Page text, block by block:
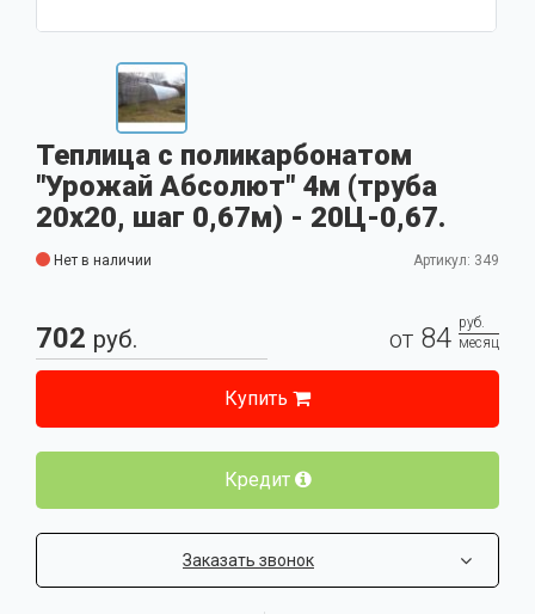
Теплица с поликарбонатом
"Урожай Абсолют" 4м (труба
20x20, шаг 0,67м) - 20Ц-0,67.
Нет в наличии Артикул: 349
702 руб. от 84 руб.
месяц
Купить
Кредит
Заказать звонок